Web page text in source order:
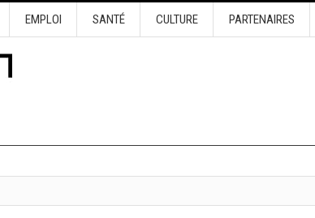
EMPLOI SANTÉ CULTURE PARTENAIRES